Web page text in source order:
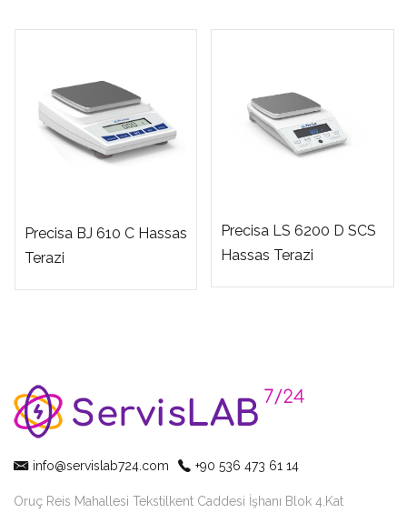
Precisa BJ 610 C Hassas
Terazi
Precisa LS 6200 D SCS
Hassas Terazi
info@servislab724.com +90 536 473 61 14
Oruç Reis Mahallesi Tekstilkent Caddesi İşhanı Blok 4.Kat